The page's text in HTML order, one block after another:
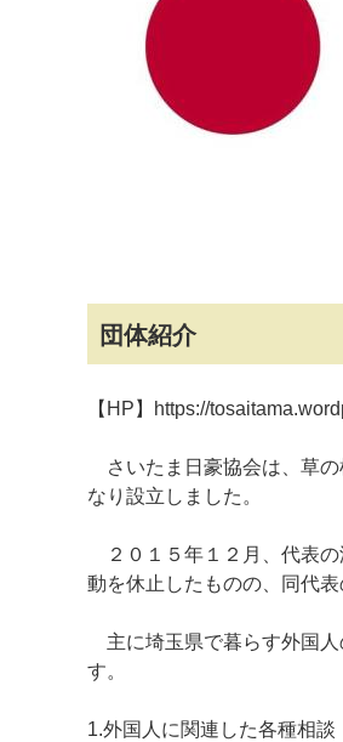
団体紹介
【HP】https://
さいたま日豪協会は、草の
なり設立しました。
２０１５年１２月、代表の
動を休止したものの、同代
主に埼玉県で暮らす外国人
す。
1.外国人に関連した各種相談